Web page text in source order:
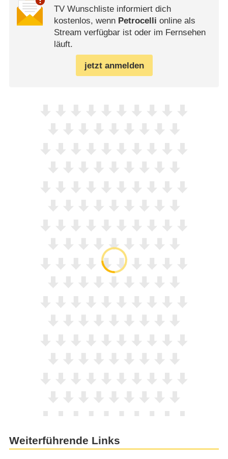
TV Wunschliste informiert dich
kostenlos, wenn Petrocelli online als
Stream verfügbar ist oder im Fernsehen
läuft.
jetzt anmelden
Weiterführende Links